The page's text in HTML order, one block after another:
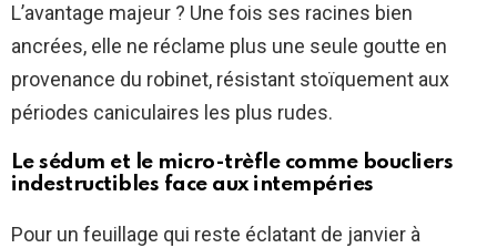
L’avantage majeur ? Une fois ses racines bien
ancrées, elle ne réclame plus une seule goutte en
provenance du robinet, résistant stoïquement aux
périodes caniculaires les plus rudes.
Le sédum et le micro-trèfle comme boucliers
indestructibles face aux intempéries
Pour un feuillage qui reste éclatant de janvier à